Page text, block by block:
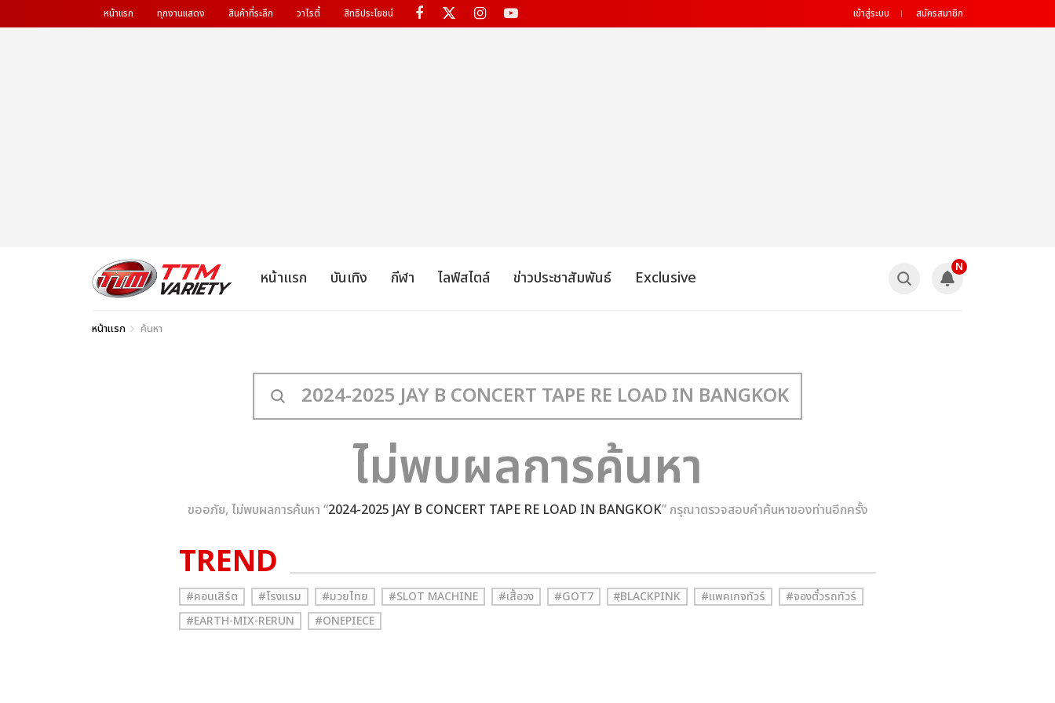
หน้าแรก ทุกงานแสดง สินค้าที่ระลึก วาไรตี้ สิทธิประโยชน์ เข้าสู่ระบบ สมัครสมาชิก
หน้าแรก บันเทิง กีฬา ไลฟ์สไตล์ ข่าวประชาสัมพันธ์ Exclusive
N
หน้าแรก ค้นหา
ไม่พบผลการค้นหา
ขออภัย, ไม่พบผลการค้นหา “2024-2025 JAY B CONCERT TAPE RE LOAD IN BANGKOK” กรุณาตรวจสอบคำค้นหาของท่านอีกครั้ง
TREND
#คอนเสิร์ต #โรงแรม #มวยไทย #SLOT MACHINE #เสื้อวง #GOT7 #ฺBLACKPINK #แพคเกจทัวร์
#จองตั๋วรถทัวร์
#EARTH-MIX-RERUN
#ONEPIECE